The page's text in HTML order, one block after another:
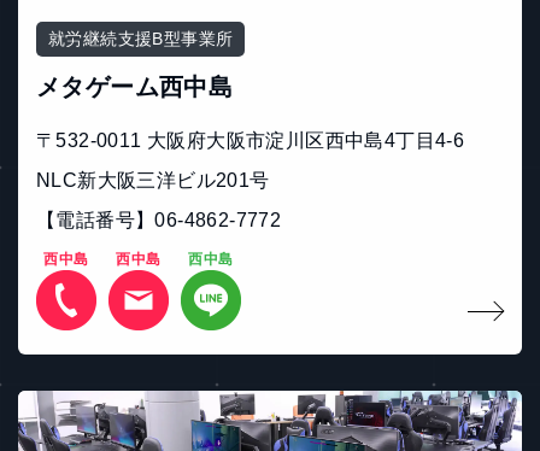
就労継続支援B型事業所
メタゲーム西中島
〒532-0011 大阪府大阪市淀川区西中島4丁目4-6
NLC新大阪三洋ビル201号
【電話番号】06-4862-7772
西中島 西中島 西中島